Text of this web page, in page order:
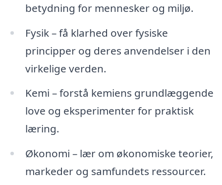
betydning for mennesker og miljø.
Fysik – få klarhed over fysiske
principper og deres anvendelser i den
virkelige verden.
Kemi – forstå kemiens grundlæggende
love og eksperimenter for praktisk
læring.
Økonomi – lær om økonomiske teorier,
markeder og samfundets ressourcer.